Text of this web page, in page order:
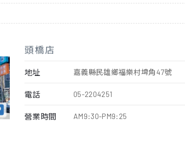
頭橋店
營業時間 AM9:30-PM9:25
電話 05-2204251
地址 嘉義縣民雄鄉福樂村埤角47號